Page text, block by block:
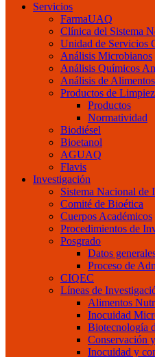
Servicios
FarmaUAQ
Clínica del Sistema
Unidad de Servicios
Análisis Microbianos
Análisis Químicos
Análisis de Alimentos
Productos de
Productos
Normatividad
Biodiésel
Bioetanol
AGUAQ
Flavis
Investigación
Sistema Nacional de
Comité de Bioética
Cuerpos Académicos
Procedimientos de
Posgrado
Datos
Proceso de
CIQEC
Líneas de
Alimentos
Inocuidad
Biotecnología
Conservación
Inocuidad y